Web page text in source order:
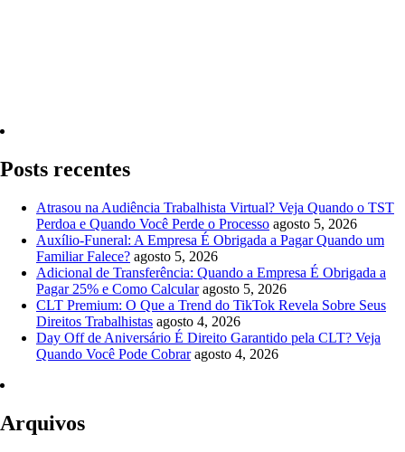
Posts recentes
Atrasou na Audiência Trabalhista Virtual? Veja Quando o TST
Perdoa e Quando Você Perde o Processo agosto 5, 2026
Auxílio-Funeral: A Empresa É Obrigada a Pagar Quando um
Familiar Falece? agosto 5, 2026
Adicional de Transferência: Quando a Empresa É Obrigada a
Pagar 25% e Como Calcular agosto 5, 2026
CLT Premium: O Que a Trend do TikTok Revela Sobre Seus
Direitos Trabalhistas agosto 4, 2026
Day Off de Aniversário É Direito Garantido pela CLT? Veja
Quando Você Pode Cobrar agosto 4, 2026
Arquivos